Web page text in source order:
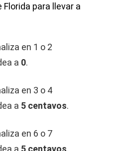
para llevar a
en 1 o 2
a 0.
en 3 o 4
a 5 centavos.
en 6 o 7
a 5 centavos.